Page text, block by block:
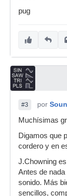
pug
#3 por
Muchísimas
Digamos que
cordero y en
J.Chowning
Antes de
sonido. Más
sencillos,